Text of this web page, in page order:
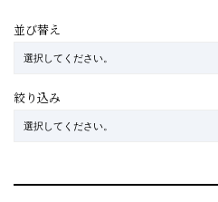
並び替え
絞り込み